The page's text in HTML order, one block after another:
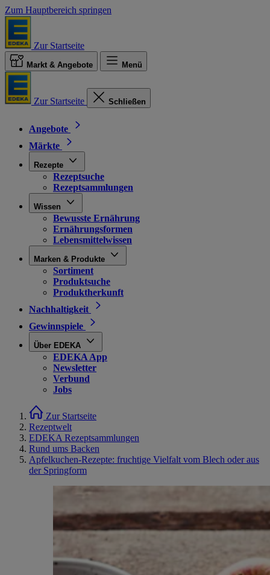
Zum Hauptbereich springen
Zur Startseite
Markt & Angebote Menü
Zur Startseite Schließen
Angebote
Märkte
Rezepte
Rezeptsuche
Rezeptsammlungen
Wissen
Bewusste Ernährung
Ernährungsformen
Lebensmittelwissen
Marken & Produkte
Sortiment
Produktsuche
Produktherkunft
Nachhaltigkeit
Gewinnspiele
Über EDEKA
EDEKA App
Newsletter
Verbund
Jobs
Zur Startseite
Rezeptwelt
EDEKA Rezeptsammlungen
Rund ums Backen
Apfelkuchen-Rezepte: fruchtige Vielfalt vom Blech oder aus
der Springform